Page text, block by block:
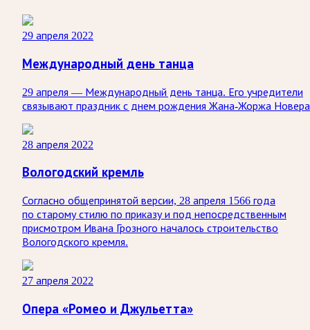
29 апреля 2022
Международный день танца
29 апреля — Международный день танца. Его учредители
связывают праздник с днем рождения Жана-Жоржа
28 апреля 2022
Вологодский кремль
Согласно общепринятой версии, 28 апреля 1566 года
по старому стилю по приказу и под непосредственным
присмотром Ивана Грозного началось строительство
Вологодского кремля.
27 апреля 2022
Опера «Ромео и Джульетта»